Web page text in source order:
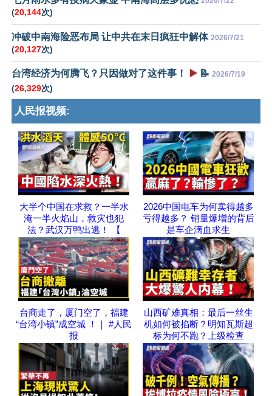
(20,144次)
冲破中南海险恶布局 让中共在末日疯狂中解体 2026/7/21
(20,127次)
台湾经济为何腾飞？只因做对了这件事！ ▶️ 📝 2026/7/19
(26,329次)
人民报视频:
大半个中国在求救？一半水
淹一半火焰山，救灾也犯
法？武汉万鸭出逃！ 【
2026中国电车为何卖得越多
亏得越多？ 销量爆增的背后
是车企滴血求生
台商走了，厦门空了，福建
“台湾小镇”成空城 ！｜ #人民
报
山西矿难真相：最后一丝生
机如何被掐断？明知瓦斯超
标为何不跑？上级检查